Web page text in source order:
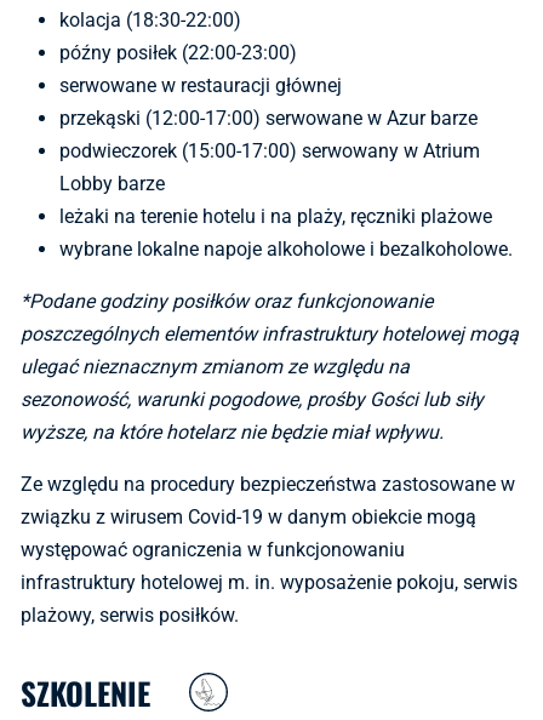
kolacja (18:30-22:00)
późny posiłek (22:00-23:00)
serwowane w restauracji głównej
przekąski (12:00-17:00) serwowane w Azur barze
podwieczorek (15:00-17:00) serwowany w Atrium
Lobby barze
leżaki na terenie hotelu i na plaży, ręczniki plażowe
wybrane lokalne napoje alkoholowe i bezalkoholowe.
*Podane godziny posiłków oraz funkcjonowanie
poszczególnych elementów infrastruktury hotelowej mogą
ulegać nieznacznym zmianom ze względu na
sezonowość, warunki pogodowe, prośby Gości lub siły
wyższe, na które hotelarz nie będzie miał wpływu.
Ze względu na procedury bezpieczeństwa zastosowane w
związku z wirusem Covid-19 w danym obiekcie mogą
występować ograniczenia w funkcjonowaniu
infrastruktury hotelowej m. in. wyposażenie pokoju, serwis
plażowy, serwis posiłków.
SZKOLENIE